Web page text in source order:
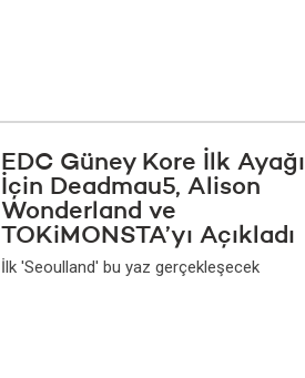
EDC Güney Kore İlk Ayağı
İçin Deadmau5, Alison
Wonderland ve
TOKiMONSTA’yı Açıkladı
İlk 'Seoulland' bu yaz gerçekleşecek